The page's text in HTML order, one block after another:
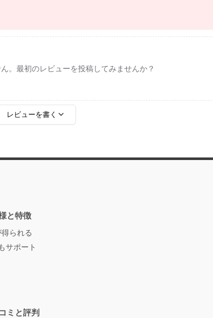
。最初のレビューを投稿してみませんか？
レビューを書く
と特徴
られる
サポート
ミと評判